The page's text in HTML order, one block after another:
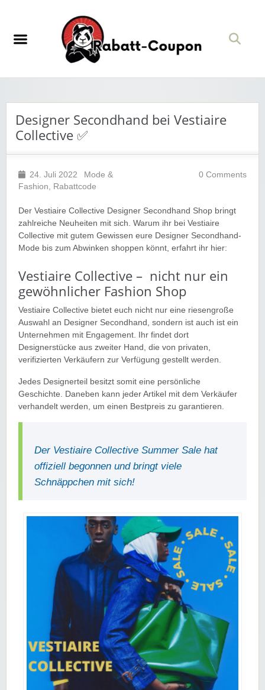
Designer Secondhand bei Vestiaire
Collective ✅
24. Juli 2022
Mode &
Fashion
Rabattcode
0 Comments
Der Vestiaire Collective Designer Secondhand Shop bringt
zahlreiche Neuheiten mit sich. Warum ihr bei Vestiaire
Collective mit gutem Gewissen eure Designer Secondhand-
Mode bis zum Abwinken shoppen könnt, erfahrt ihr hier:
Vestiaire Collective – nicht nur ein
gewöhnlicher Fashion Shop
Vestiaire Collective bietet euch nicht nur eine riesengroße
Auswahl an Designer Secondhand, sondern ist auch ist ein
Unternehmen mit Engagement. Ihr findet dort
Designerstücke aus zweiter Hand, die von privaten,
verifizierten Verkäufern zur Verfügung gestellt werden.
Jedes Designerteil besitzt somit eine persönliche
Geschichte. Daneben kann jeder Artikel mit dem Verkäufer
verhandelt werden, um einen Bestpreis zu garantieren.
Der Vestiaire Collective Summer Sale hat
offiziell begonnen und bringt viele
Schnäppchen mit sich!